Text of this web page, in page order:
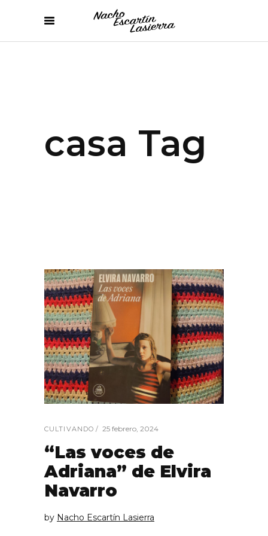
casa Tag
CULTIVANDO 25 febrero, 2024
“Las voces de
Adriana” de Elvira
Navarro
by Nacho Escartín Lasierra